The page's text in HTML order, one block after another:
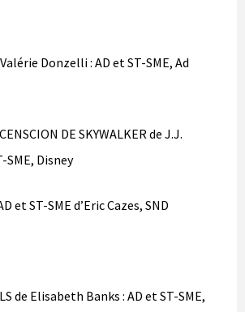
Donzelli : AD et ST-SME, Ad
DE SKYWALKER de J.J.
SME, Disney
et ST-SME d’Eric Cazes, SND
de Elisabeth Banks : AD et ST-SME,